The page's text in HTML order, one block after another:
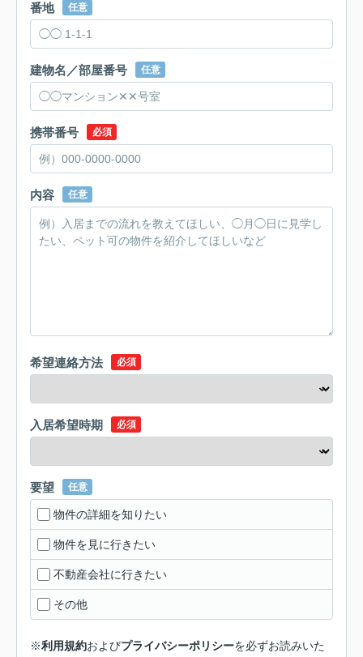
番地 任意
建物名／部屋番号 任意
携帯番号 必須
内容 任意
希望連絡方法 必須
入居希望時期 必須
要望 任意
物件の詳細を知りたい
物件を見に行きたい
不動産会社に行きたい
その他
※利用規約およびプライバシーポリシーを必ずお読みいた